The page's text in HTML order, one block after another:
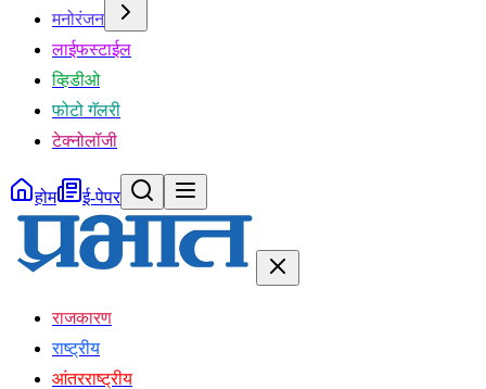
मनोरंजन
लाईफस्टाईल
व्हिडीओ
फोटो गॅलरी
टेक्नोलॉजी
होम ई-पेपर
राजकारण
राष्ट्रीय
आंतरराष्ट्रीय